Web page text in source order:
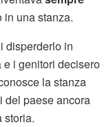
una stanza.
disperderlo in
e i genitori decisero
la stanza
del paese ancora
storia.